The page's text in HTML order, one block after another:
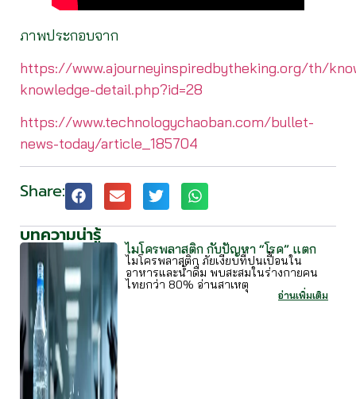
ภาพประกอบจาก
https://www.ajourneyinspiredbytheking.org/th/
knowledge-detail.php?id=28
https://www.technologychaoban.com/bullet-
news-today/article_185704
Share:
บทความน่ารู้
ไมโครพลาสติก กับปัญหา “โรค” แตก
ไมโครพลาสติก ภัยเงียบที่ปนเปื้อนใน
อาหารและน้ำดื่ม พบสะสมในร่างกายคน
ไทยกว่า 80% อ่านสาเหตุ
อ่านเพิ่มเติม